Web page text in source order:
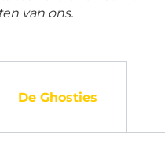
van ons.
De Ghosties